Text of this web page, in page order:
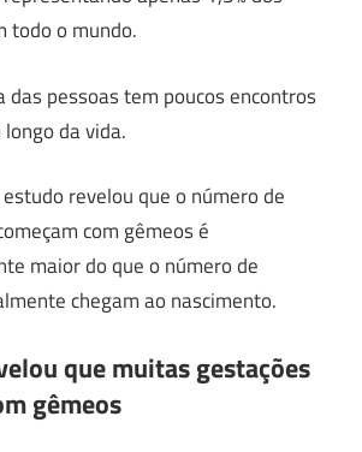
todo o mundo.
das pessoas tem poucos encontros
da vida.
revelou que o número de
com gêmeos é
maior do que o número de
chegam ao nascimento.
que muitas gestações
gêmeos